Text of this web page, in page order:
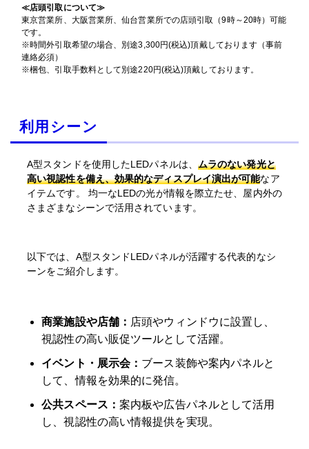
祝を除く）
激安便
ご利用いただけません
特急便
ご利用いただけません
入稿・校了から5日後発送（土日
激安便
特急便
ご利用いただけません
A型LEDパネル本体(ブラック)＋バックライトフィル
ム/片面(グロス)
祝を除く）
激安便
通常便
ご利用いただけません
ム/両面(グロス)
サイズ B2サイズ(515mm×728mmm)
ご利用いただけません
ム/両面(グロス)
A1サイズ
入稿・校了から5日後発送（土日
祝を除く）
激安便
≪店頭引取について≫
東京営業所、大阪営業所、仙台営業所での店頭引取（9時～20時）可能
です。
※時間外引取希望の場合、別途3,300円(税込)頂戴しております（事前
連絡必須）
※梱包、引取手数料として別途220円(税込)頂戴しております。
利用シーン
A型スタンドを使用したLEDパネルは、 ムラのない発光と
高い視認性を備え、効果的なディスプレイ演出が可能なア
イテムです。 均一なLEDの光が情報を際立たせ、屋内外の
さまざまなシーンで活用されています。
以下では、A型スタンドLEDパネルが活躍する代表的なシ
ーンをご紹介します。
商業施設や店舗： 店頭やウィンドウに設置し、
視認性の高い販促ツールとして活躍。
イベント・展示会： ブース装飾や案内パネルと
して、情報を効果的に発信。
公共スペース： 案内板や広告パネルとして活用
し、視認性の高い情報提供を実現。